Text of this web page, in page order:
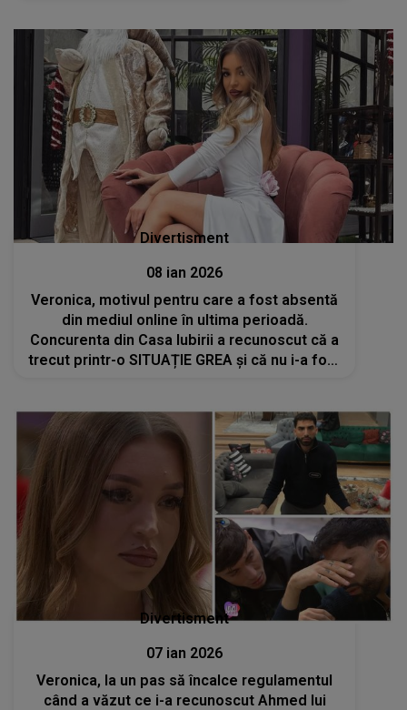
Veronica
Divertisment
08 ian 2026
Veronica, motivul pentru care a fost absentă
din mediul online în ultima perioadă.
Concurenta din Casa Iubirii a recunoscut că a
trecut printr-o SITUAȚIE GREA și că nu i-a fost
Divertisment
07 ian 2026
Veronica, la un pas să încalce regulamentul
când a văzut ce i-a recunoscut Ahmed lui